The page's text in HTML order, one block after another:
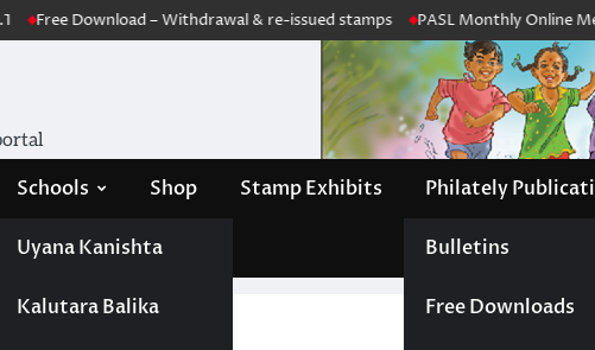
Download – Withdrawal & re-issued stamps PASL Monthly Online Meeting –
Schools
Uyana Kanishta
Kalutara Balika
Shop Stamp Exhibits Philately
Bulletins
Free Downloads